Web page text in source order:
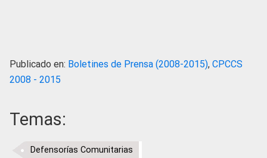
Publicado en: Boletines de Prensa (2008-2015), CPCCS
2008 - 2015
Temas:
Defensorías Comunitarias